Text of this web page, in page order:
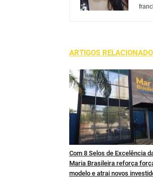
ARTIGOS
Com 8 Selos de Excelência
Maria Brasileira reforça
modelo e atrai novos